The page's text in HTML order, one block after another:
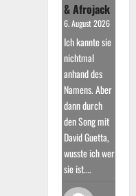
& Afrojack
6. August 2026
Ich kannte sie
nichtmal
anhand des
Namens. Aber
dann durch
den Song mit
David Guetta,
wusste ich wer
sie ist.…